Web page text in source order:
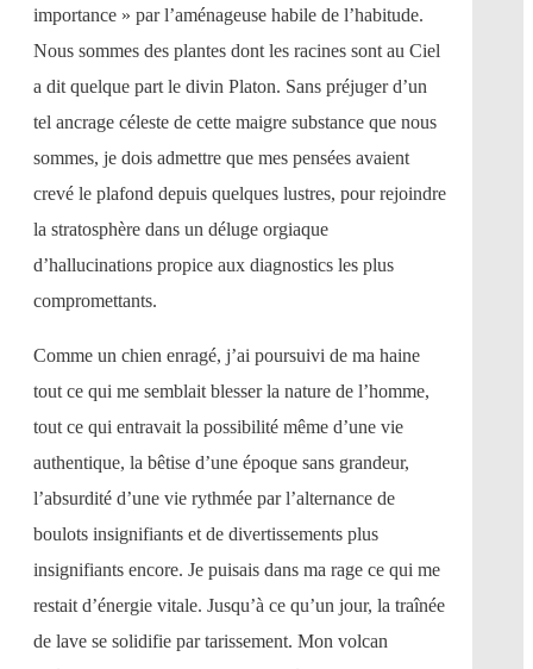
importance » par l’aménageuse habile de l’habitude.
Nous sommes des plantes dont les racines sont au Ciel
a dit quelque part le divin Platon. Sans préjuger d’un
tel ancrage céleste de cette maigre substance que nous
sommes, je dois admettre que mes pensées avaient
crevé le plafond depuis quelques lustres, pour rejoindre
la stratosphère dans un déluge orgiaque
d’hallucinations propice aux diagnostics les plus
compromettants.
Comme un chien enragé, j’ai poursuivi de ma haine
tout ce qui me semblait blesser la nature de l’homme,
tout ce qui entravait la possibilité même d’une vie
authentique, la bêtise d’une époque sans grandeur,
l’absurdité d’une vie rythmée par l’alternance de
boulots insignifiants et de divertissements plus
insignifiants encore. Je puisais dans ma rage ce qui me
restait d’énergie vitale. Jusqu’à ce qu’un jour, la traînée
de lave se solidifie par tarissement. Mon volcan